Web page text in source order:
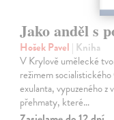
Jako anděl s
Hošek Pavel | Kniha
V Krylově umělecké
režimem
exulanta, vypuzeného z
přehmaty, které…